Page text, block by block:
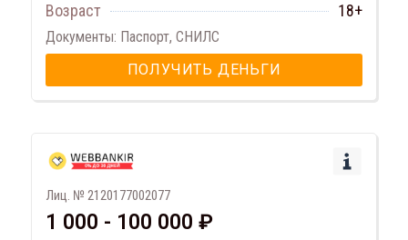
Возраст
18+
Документы: Паспорт, СНИЛС
ПОЛУЧИТЬ ДЕНЬГИ
Лиц. № 2120177002077
1 000 - 100 000 ₽